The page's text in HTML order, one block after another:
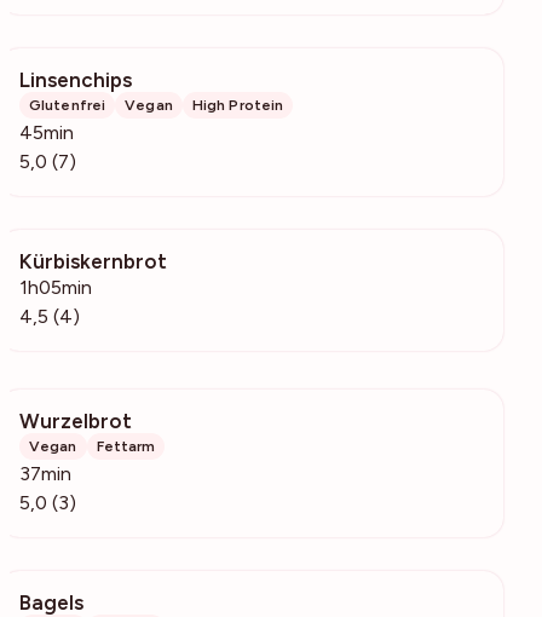
Linsenchips
Glutenfrei Vegan High Protein
45min
5,0 (7)
Kürbiskernbrot
1h05min
4,5 (4)
Wurzelbrot
Vegan Fettarm
37min
5,0 (3)
Bagels